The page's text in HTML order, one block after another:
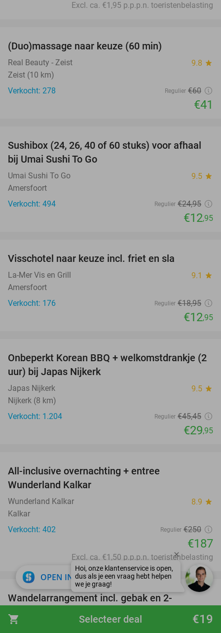
shopping_cart €19
Selecteer deal
Excl. ca. €1,95 p.p.p.n. toeristenbelasting
(Duo)massage naar keuze (60 min)
Real Beauty - Zeist 9.8 star
Zeist (10 km)
Verkocht: 278
Regulier €60
€41
48%
Sushibox (24, 26, 40 of 60 stuks) voor afhaal
bij Umai Sushi To Go
Umai Sushi To Go 9.5 star
Amersfoort
Verkocht: 494
Regulier €24,95
€12,95
Visschotel naar keuze incl. friet en sla
La-Mer Vis en Grill 9.1 star
Amersfoort
Verkocht: 176
Regulier €18,95
€12,95
34%
Onbeperkt Korean BBQ + welkomstdrankje (2
uur) bij Japas Nijkerk
Japas Nijkerk 9.5 star
Nijkerk (8 km)
Verkocht: 1.204
Regulier €45,45
€29,95
All-inclusive overnachting + entree
Wunderland Kalkar
Wunderland Kalkar 8.9 star
Kalkar
Verkocht: 402
Regulier €250
€187
Excl. ca. €1,50 p.p.p.n. toeristenbelasting
36%
favorite_border
Wandelarrangement incl. gebak en 2-
gangenlunch bij De Koning
OPEN IN APP close